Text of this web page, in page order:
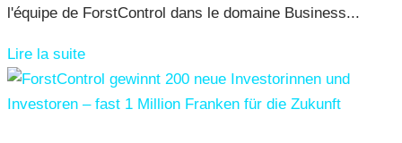
l'équipe de ForstControl dans le domaine Business...
Lire la suite